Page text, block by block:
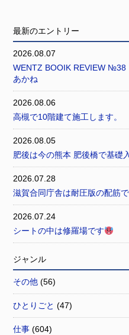
最新のエントリー
2026.08.07
WENTZ BOOIK REVIEW №38
あかね
2026.08.06
高槻で10階建て施工します。
2026.08.05
肥後は今の熊本 肥後橋で基礎
2026.07.28
滋賀合同庁舎は耐圧版の配筋
2026.07.24
シートの中は修羅場です
ジャンル
その他 (56)
ひとりごと (47)
仕事 (604)